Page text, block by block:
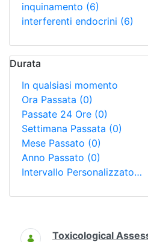
inquinamento (6)
interferenti endocrini (6)
Durata
In qualsiasi momento
Ora Passata (0)
Passate 24 Ore (0)
Settimana Passata (0)
Mese Passato (0)
Anno Passato (0)
Intervallo Personalizzato…
Ricerca
Toxicological